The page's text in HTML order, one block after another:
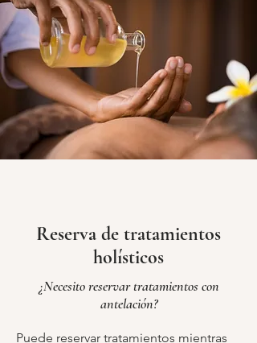
nosotros. Traiga también un traje
blanco para la última noche y algo de
ropa de abrigo para la excursión al
parque nacional del Teide, ya que
puede hacer frío por la noche a gran
altura.
Reserva de tratamientos
holísticos
¿Necesito reservar tratamientos con
antelación?
Puede reservar tratamientos mientras